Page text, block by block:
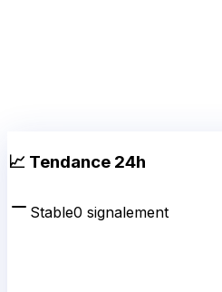
📈 Tendance 24h
Stable0 signalement